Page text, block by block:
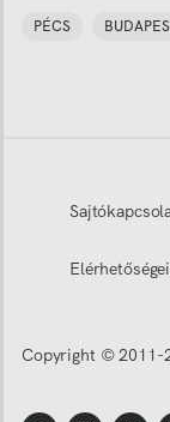
PÉCS
Copyright © 2011-